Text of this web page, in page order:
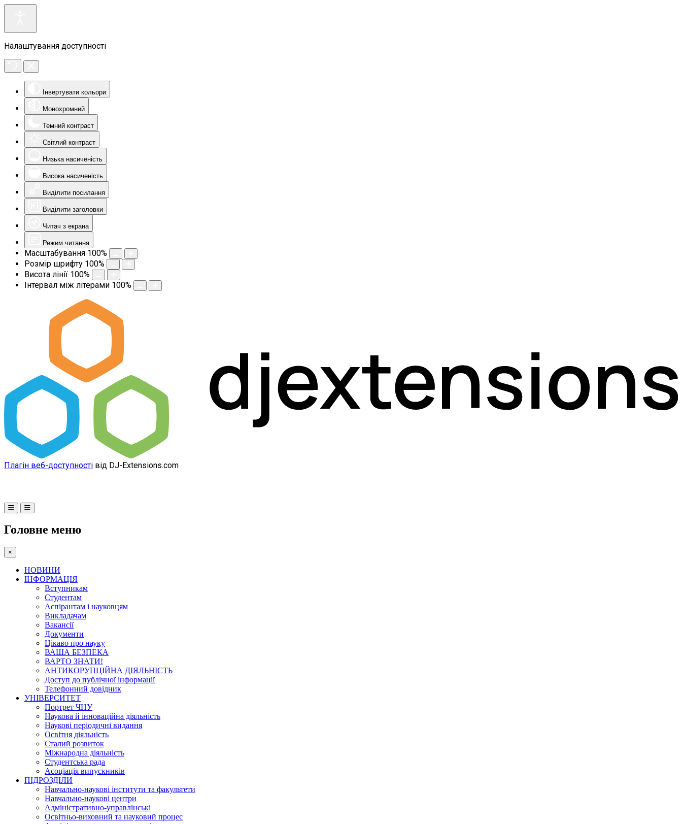
Налаштування доступності
Інвертувати кольори
Монохромний
Темний контраст
Світлий контраст
Низька насиченість
Висока насиченість
Виділити посилання
Виділити заголовки
Читач з екрана
Режим читання
Масштабування 100%
Розмір шрифту 100%
Висота лінії 100%
Інтервал між літерами 100%
Плагін веб-доступності від DJ-Extensions.com
Головне меню
×
НОВИНИ
ІНФОРМАЦІЯ
Вступникам
Студентам
Аспірантам і науковцям
Викладачам
Вакансії
Документи
Цікаво про науку
ВАША БЕЗПЕКА
ВАРТО ЗНАТИ!
АНТИКОРУПЦІЙНА ДІЯЛЬНІСТЬ
Доступ до публічної інформації
Телефонний довідник
УНІВЕРСИТЕТ
Портрет ЧНУ
Наукова й інноваційна діяльність
Наукові періодичні видання
Освітня діяльність
Сталий розвиток
Міжнародна діяльність
Студентська рада
Асоціація випускників
ПІДРОЗДІЛИ
Навчально-наукові інститути та факультети
Навчально-наукові центри
Адміністративно-управлінські
Освітньо-виховний та науковий процес